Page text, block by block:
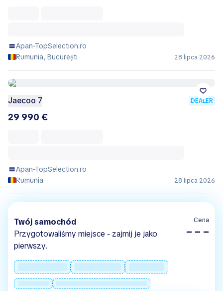
Apan-TopSelection.ro
Rumunia, București
28 lipca 2026
Jaecoo 7 DEALER
29 990 €
Apan-TopSelection.ro
Rumunia
28 lipca 2026
Twój samochód
Przygotowaliśmy miejsce - zajmij je jako
pierwszy.
Cena
– – –